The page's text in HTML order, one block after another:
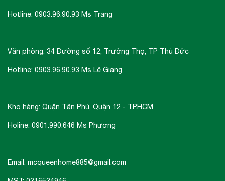
Hotline: 0903.96.90.93 Ms Trang
Văn phòng: 34 Đường số 12, Trường Thọ, TP Thủ Đức
Hotline: 0903.96.90.93 Ms Lê Giang
Kho hàng: Quận Tân Phú, Quận 12 - TP.HCM
Holine: 0901.990.646 Ms Phương
Email: mcqueenhome885@gmail.com